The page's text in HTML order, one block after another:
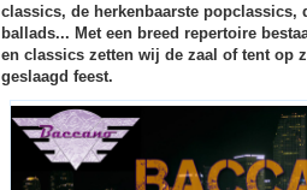
classics, de herkenbaarste popclassics,
ballads... Met een breed repertoire
en classics zetten wij de zaal of tent op
geslaagd feest.